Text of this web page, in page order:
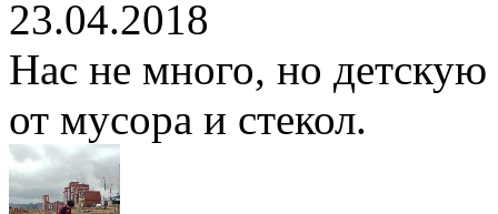
23.04.2018
Нас не много, но
от мусора и стекол.